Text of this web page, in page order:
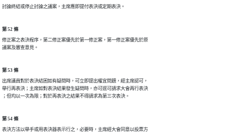
討論終結或停止討論之議案，主席應即提付表決或定期表決。
第 52 條
修正案之表決程序，第二修正案優先於第一修正案，第一修正案優先於原
議案及審查意見。
第 53 條
出席議員對於表決結困如有疑問時，可立即提出權宜問題，經主席認可，
舉行再表決；主席如對表決結果發生疑問時，亦可逕可請求大會再行表決
；但均以一次為限；對於再表決之結果不得請求為第三次表決。
第 54 條
表決方法以舉手或用表決器表示行之，必要時，主席經大會同意以投票方